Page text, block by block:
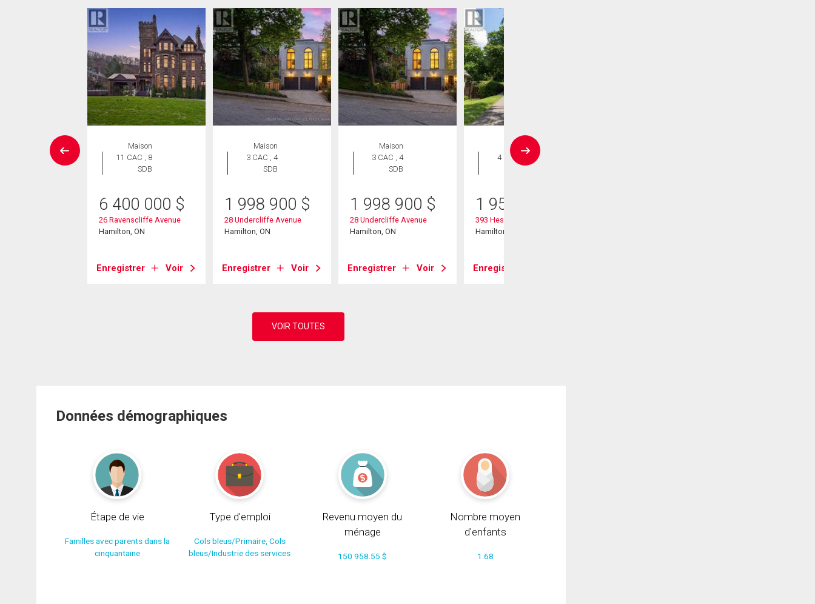
Maison
11 CAC , 8
SDB
6 400 000 $
26 Ravenscliffe Avenue
Hamilton, ON
Enregistrer Voir
Maison
3 CAC , 4
SDB
1 998 900 $
28 Undercliffe Avenue
Hamilton, ON
Enregistrer Voir
Maison
3 CAC , 4
SDB
1 998 900 $
28 Undercliffe Avenue
Hamilton, ON
Enregistrer Voir
Maison
4 CAC , 5
1 950 000
393 Hess Street S
Hamilton, ON
Enregistrer
Données démographiques
Étape de vie
Familles avec parents dans la
cinquantaine
Type d'emploi
Cols bleus/Primaire, Cols
bleus/Industrie des services
Revenu moyen du
ménage
150 958.55 $
Nombre moyen
d'enfants
1.68